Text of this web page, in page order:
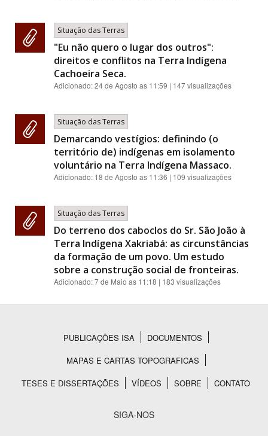
Situação das Terras
"Eu não quero o lugar dos outros":
direitos e conflitos na Terra Indígena
Cachoeira Seca.
Adicionado:24 de Agosto as 11:59 | 147 visualizações
Situação das Terras
Demarcando vestígios: definindo (o
território de) indígenas em isolamento
voluntário na Terra Indígena Massaco.
Adicionado: 18 de Agosto as 11:36 | 109 visualizações
Situação das Terras
Do terreno dos caboclos do Sr. São João à
Terra Indígena Xakriabá: as circunstâncias
da formação de um povo. Um estudo
sobre a construção social de fronteiras.
Adicionado:7 de Maio as 11:18 | 183 visualizações
Rodapé
PUBLICAÇÕES ISA
DOCUMENTOS
MAPAS E CARTAS TOPOGRAFICAS
TESES E DISSERTAÇÕES
VÍDEOS SOBRE CONTATO
SIGA-NOS